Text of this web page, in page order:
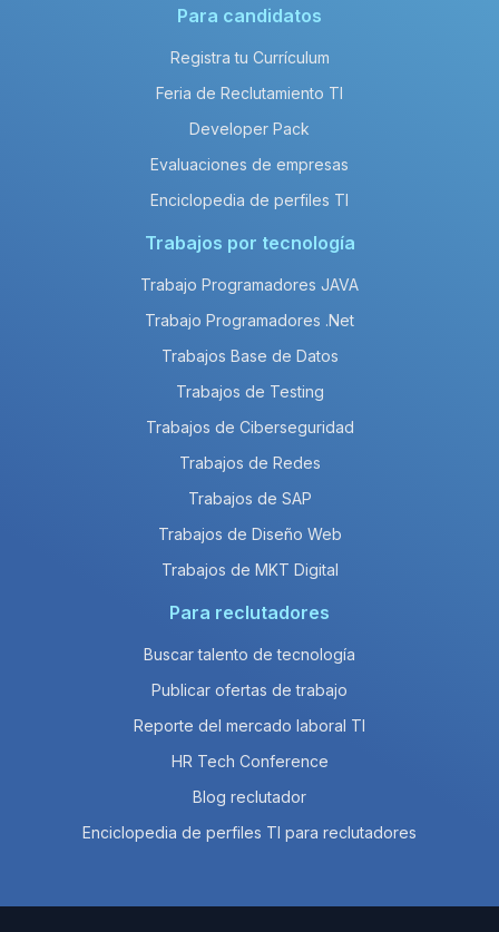
Para candidatos
Registra tu Currículum
Feria de Reclutamiento TI
Developer Pack
Evaluaciones de empresas
Enciclopedia de perfiles TI
Trabajos por tecnología
Trabajo Programadores JAVA
Trabajo Programadores .Net
Trabajos Base de Datos
Trabajos de Testing
Trabajos de Ciberseguridad
Trabajos de Redes
Trabajos de SAP
Trabajos de Diseño Web
Trabajos de MKT Digital
Para reclutadores
Buscar talento de tecnología
Publicar ofertas de trabajo
Reporte del mercado laboral TI
HR Tech Conference
Blog reclutador
Enciclopedia de perfiles TI para reclutadores